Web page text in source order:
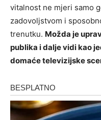
vitalnost ne mjeri samo
zadovoljstvom i
trenutku. Možda je
publika i dalje vidi kao
domaće televizijske